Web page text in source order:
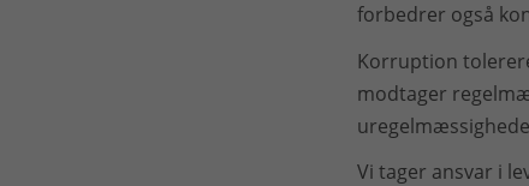
forbedrer også
Korruption
modtager
Vi tager ansvar i